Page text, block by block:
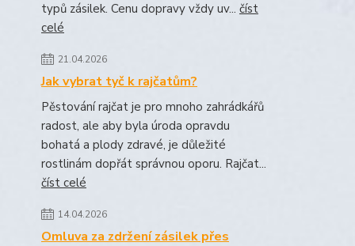
typů zásilek. Cenu dopravy vždy uv... číst
celé
21.04.2026
Jak vybrat tyč k rajčatům?
Pěstování rajčat je pro mnoho zahrádkářů
radost, ale aby byla úroda opravdu
bohatá a plody zdravé, je důležité
rostlinám dopřát správnou oporu. Rajčat...
číst celé
14.04.2026
Omluva za zdržení zásilek přes